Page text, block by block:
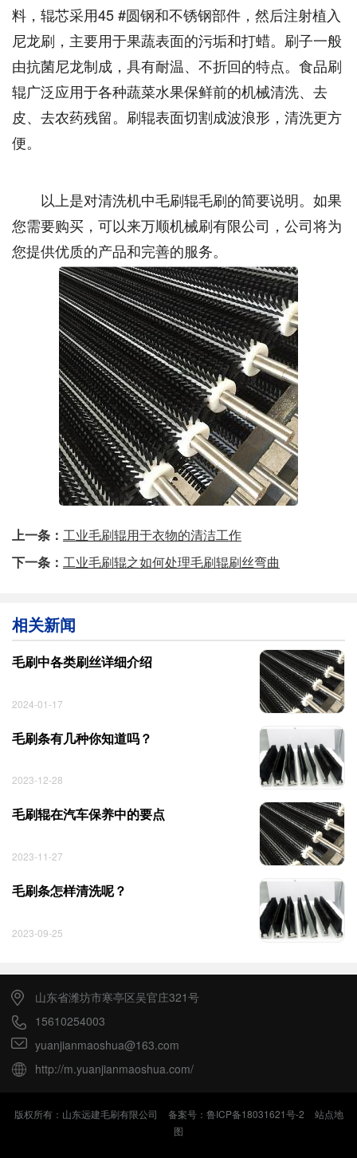
料，辊芯采用45 #圆钢和不锈钢部件，然后注射植入
尼龙刷，主要用于果蔬表面的污垢和打蜡。刷子一般
由抗菌尼龙制成，具有耐温、不折回的特点。食品刷
辊广泛应用于各种蔬菜水果保鲜前的机械清洗、去
皮、去农药残留。刷辊表面切割成波浪形，清洗更方
便。
以上是对清洗机中毛刷辊毛刷的简要说明。如果
您需要购买，可以来万顺机械刷有限公司，公司将为
您提供优质的产品和完善的服务。
上一条： 工业毛刷辊用于衣物的清洁工作
下一条： 工业毛刷辊之如何处理毛刷辊刷丝弯曲
相关新闻
毛刷中各类刷丝详细介绍
2024-01-17
毛刷条有几种你知道吗？
2023-12-28
毛刷辊在汽车保养中的要点
2023-11-27
毛刷条怎样清洗呢？
2023-09-25
山东省潍坊市寒亭区吴官庄321号
15610254003
yuanjianmaoshua@163.com
http://m.yuanjianmaoshua.com/
版权所有：山东远建毛刷有限公司 备案号：鲁ICP备18031621号-2
站点地
图